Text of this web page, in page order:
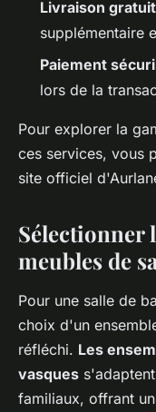
Livraison
supplémentaire
Paiement
lors de la
Pour explorer la
ces services, vous
site officiel
Sélectionner
meubles de
Pour une salle de
choix d'un
réfléchi. Les
vasques
familiaux, offrant